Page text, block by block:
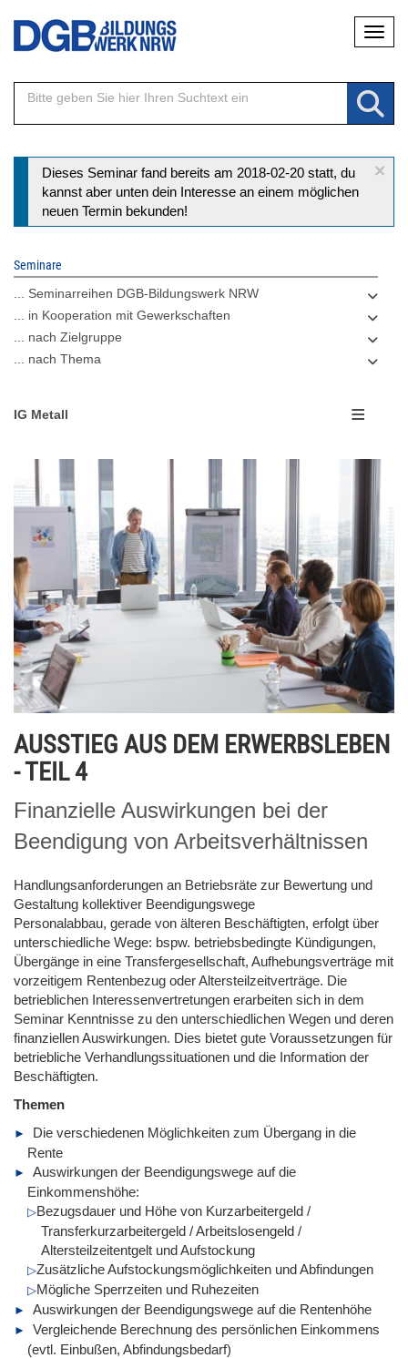
Direkt
Inhalt
×
Statusmeldung
Dieses Seminar fand bereits am 2018-02-20 statt, du
kannst aber unten dein Interesse an einem möglichen
neuen Termin bekunden!
Seminare
... Seminarreihen DGB-Bildungswerk NRW
... in Kooperation mit Gewerkschaften
... nach Zielgruppe
... nach Thema
IG Metall
AUSSTIEG AUS DEM ERWERBSLEBEN
- TEIL 4
Finanzielle Auswirkungen bei der
Beendigung von Arbeitsverhältnissen
Handlungsanforderungen an Betriebsräte zur Bewertung und
Gestaltung kollektiver Beendigungswege
Personalabbau, gerade von älteren Beschäftigten, erfolgt über
unterschiedliche Wege: bspw. betriebsbedingte Kündigungen,
Übergänge in eine Transfergesellschaft, Aufhebungsverträge mit
vorzeitigem Rentenbezug oder Altersteilzeitverträge. Die
betrieblichen Interessenvertretungen erarbeiten sich in dem
Seminar Kenntnisse zu den unterschiedlichen Wegen und deren
finanziellen Auswirkungen. Dies bietet gute Voraussetzungen für
betriebliche Verhandlungssituationen und die Information der
Beschäftigten.
Themen
Die verschiedenen Möglichkeiten zum Übergang in die
Rente
Auswirkungen der Beendigungswege auf die
Einkommenshöhe:
Bezugsdauer und Höhe von Kurzarbeitergeld /
Transferkurzarbeitergeld / Arbeitslosengeld /
Altersteilzeitentgelt und Aufstockung
Zusätzliche Aufstockungsmöglichkeiten und Abfindungen
Mögliche Sperrzeiten und Ruhezeiten
Auswirkungen der Beendigungswege auf die Rentenhöhe
Vergleichende Berechnung des persönlichen Einkommens
(evtl. Einbußen, Abfindungsbedarf)